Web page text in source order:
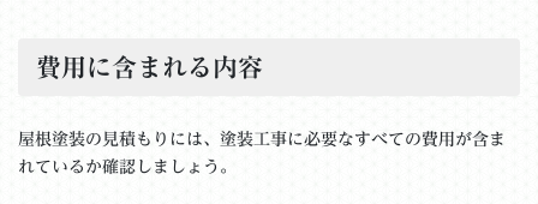
費用に含まれる内容
屋根塗装の見積もりには、塗装工事に必要なすべての費用が含ま
れているか確認しましょう。